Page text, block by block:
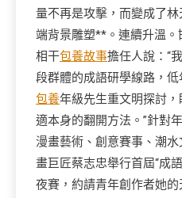
量不再是攻擊，而變成了林
端背景雕塑**。連續升溫
相干包養故事擔任人說：“
段群體的成語研學線路，
包養年級先生重文明探討
適本身的翻開方法。”針對
漫畫藝術、創意賽事、潮
畫巨匠蔡志忠舉行首屆“成
夜賽，約請青年創作者她